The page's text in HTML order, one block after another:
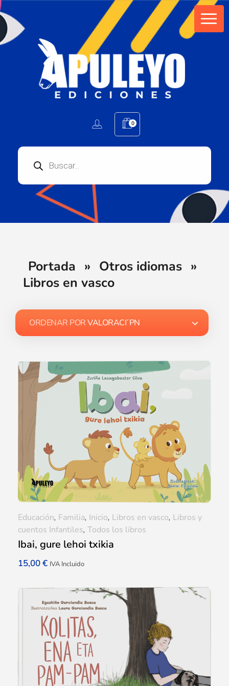
0
Portada » Otros idiomas »
Libros en vasco
ORDENAR PORVALORACI´PN
Ibai, gure lehoi txikia
15,00€ IVA Incluido
Educación, Familia, Inicio, Libros en vasco, Libros y
cuentos Infantiles, Todos los libros